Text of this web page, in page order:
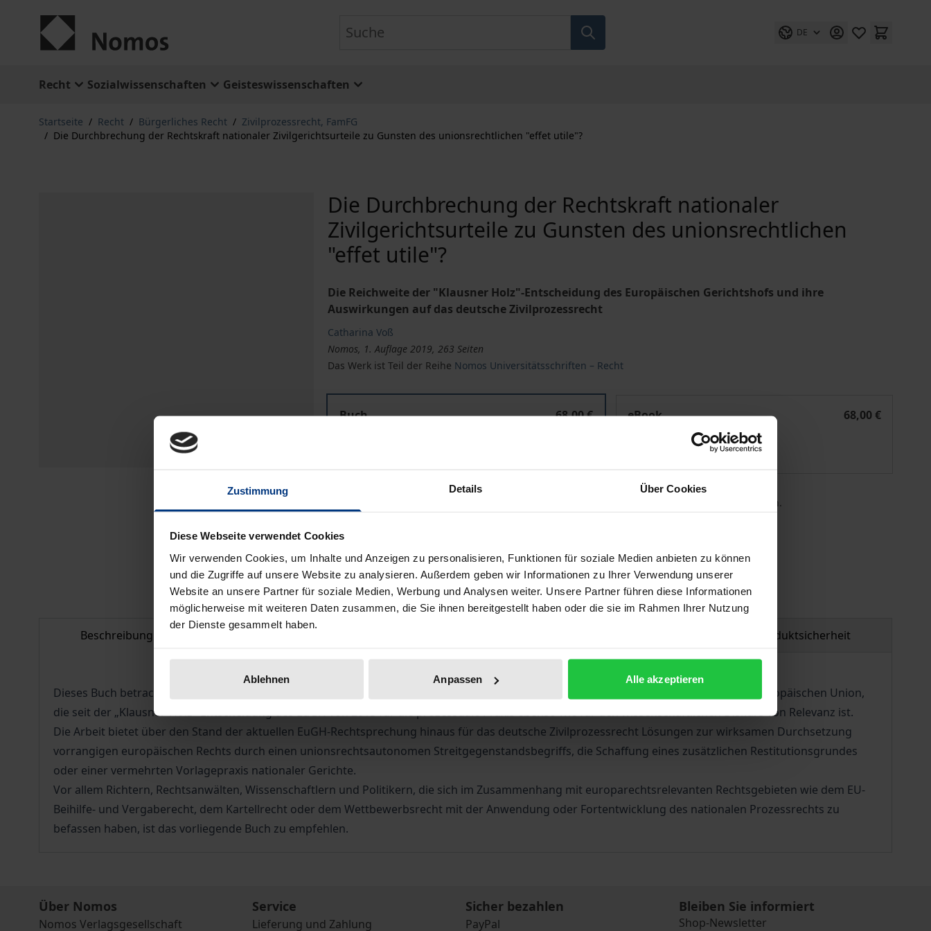
Zustimmung Details Über Cookies
Diese Webseite verwendet Cookies
Wir verwenden Cookies, um Inhalte und Anzeigen zu personalisieren, Funktionen für soziale Medien anbieten zu können
und die Zugriffe auf unsere Website zu analysieren. Außerdem geben wir Informationen zu Ihrer Verwendung unserer
Website an unsere Partner für soziale Medien, Werbung und Analysen weiter. Unsere Partner führen diese Informationen
möglicherweise mit weiteren Daten zusammen, die Sie ihnen bereitgestellt haben oder die sie im Rahmen Ihrer Nutzung
der Dienste gesammelt haben.
Ablehnen Anpassen Alle akzeptieren
DE
Recht Sozialwissenschaften Geisteswissenschaften
Startseite / Recht / Bürgerliches Recht / Zivilprozessrecht, FamFG
/ Die Durchbrechung der Rechtskraft nationaler Zivilgerichtsurteile zu Gunsten des unionsrechtlichen "effet utile"?
Die Durchbrechung der Rechtskraft nationaler
Zivilgerichtsurteile zu Gunsten des unionsrechtlichen
"effet utile"?
Die Reichweite der "Klausner Holz"-Entscheidung des Europäischen Gerichtshofs und ihre
Auswirkungen auf das deutsche Zivilprozessrecht
Catharina Voß
Nomos, 1. Auflage 2019, 263 Seiten
Das Werk ist Teil der Reihe Nomos Universitätsschriften – Recht
Buch
68,00 €
eBook
68,00 €
ISBN 978-3-7489-0073-3
Preisangaben inkl. MwSt. Abhängig von der Lieferadresse kann die MwSt. an der Kasse variieren.
Hinweise zu Versandkosten
Beschreibung Produktsicherheit
Dieses Buch betrachtet die Zulassung einer Durchbrechung der Rechtskraft nationaler Urteile zugunsten von vorrangigem Recht der Europäischen Union,
die seit der „Klausner-Holz“-Entscheidung des EuGH von 2015 für die prozessuale Praxis ebenso wie für den wissenschaftlichen Diskurs von Relevanz ist.
Die Arbeit bietet über den Stand der aktuellen EuGH-Rechtsprechung hinaus für das deutsche Zivilprozessrecht Lösungen zur wirksamen Durchsetzung
vorrangigen europäischen Rechts durch einen unionsrechtsautonomen Streitgegenstandsbegriffs, die Schaffung eines zusätzlichen Restitutionsgrundes
oder einer vermehrten Vorlagepraxis nationaler Gerichte.
Vor allem Richtern, Rechtsanwälten, Wissenschaftlern und Politikern, die sich im Zusammenhang mit europarechtsrelevanten Rechtsgebieten wie dem EU-
Beihilfe- und Vergaberecht, dem Kartellrecht oder dem Wettbewerbsrecht mit der Anwendung oder Fortentwicklung des nationalen Prozessrechts zu
befassen haben, ist das vorliegende Buch zu empfehlen.
Über Nomos
Nomos Verlagsgesellschaft
Service
Lieferung und Zahlung
Sicher bezahlen
PayPal
Bleiben Sie informiert
Shop-Newsletter